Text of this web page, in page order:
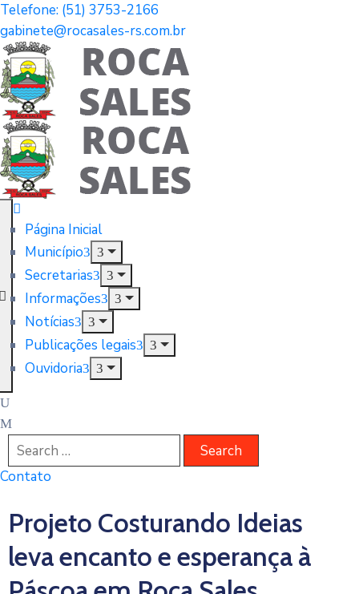
Telefone: (51) 3753-2166
gabinete@rocasales-rs.com.br
Página Inicial
Município
Secretarias
Informações
Notícias
Publicações legais
Ouvidoria
Contato
Projeto Costurando Ideias
leva encanto e esperança à